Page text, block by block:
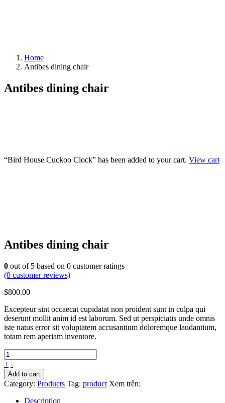
Home
Antibes dining chair
Antibes dining chair
“Bird House Cuckoo Clock” has been added to your cart. View cart
Antibes dining chair
0 out of 5 based on 0 customer ratings
(0 customer reviews)
$800.00
Excepteur sint occaecat cupidatat non proident sunt in culpa qui
deserunt mollit anim id est laborum. Sed ut perspiciatis unde omnis
iste natus error sit voluptatem accusantium doloremque laudantium,
totam rem aperiam inventore.
+ -
Add to cart
Category: Products Tag: product Xem trên:
Description